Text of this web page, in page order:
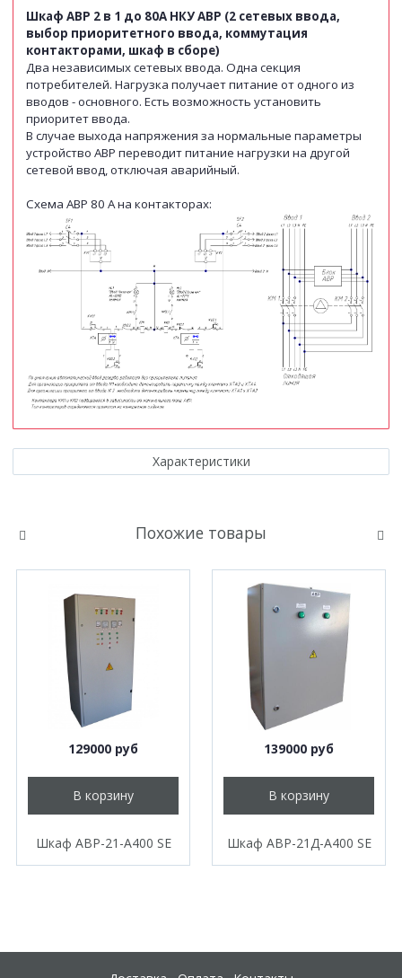
Шкаф АВР 2 в 1 до 80А НКУ АВР (2 сетевых ввода,
выбор приоритетного ввода, коммутация
контакторами, шкаф в сборе)
Два независимых сетевых ввода. Одна секция
потребителей. Нагрузка получает питание от одного из
вводов - основного. Есть возможность установить
приоритет ввода.
В случае выхода напряжения за нормальные параметры
устройство АВР переводит питание нагрузки на другой
сетевой ввод, отключая аварийный.
Схема АВР 80 А на контакторах:
Характеристики
Похожие товары
129000 руб
В корзину
Шкаф АВР-21-А400 SE
139000 руб
В корзину
Шкаф АВР-21Д-А400 SE